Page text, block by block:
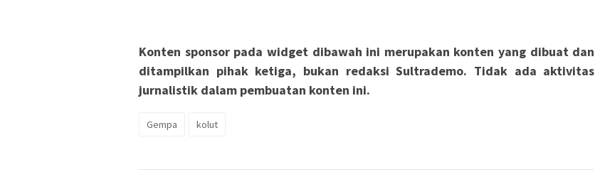
Konten sponsor pada widget dibawah ini merupakan konten yang dibuat dan
ditampilkan pihak ketiga, bukan redaksi Sultrademo. Tidak ada aktivitas
jurnalistik dalam pembuatan konten ini.
Gempa kolut